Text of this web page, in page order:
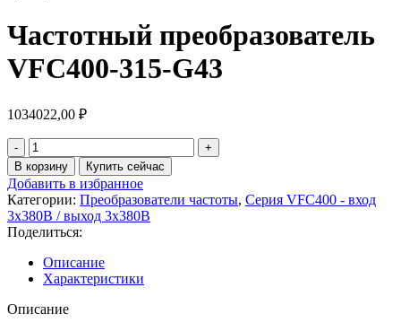
Частотный преобразователь
VFC400-315-G43
1034022,00 ₽
В корзину Купить сейчас
Добавить в избранное
Категории: Преобразователи частоты, Серия VFC400 - вход
3х380В / выход 3х380В
Поделиться:
Описание
Характеристики
Описание